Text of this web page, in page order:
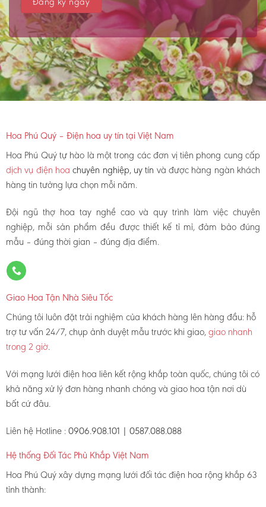
Hoa Phú Quý – Điện hoa uy tín tại Việt Nam
Hoa Phú Quý tự hào là một trong các đơn vị tiên phong cung cấp
dịch vụ điện hoachuyên nghiệp, uy tín và được hàng ngàn khách
hàng tin tưởng lựa chọn mỗi năm.
Đội ngũ thợ hoa tay nghề cao và quy trình làm việc chuyên
nghiệp, mỗi sản phẩm đều được thiết kế tỉ mỉ, đảm bảo đúng
mẫu – đúng thời gian – đúng địa điểm.
Giao Hoa Tận Nhà Siêu Tốc
Chúng tôi luôn đặt trải nghiệm của khách hàng lên hàng đầu: hỗ
trợ tư vấn 24/7, chụp ảnh duyệt mẫu trước khi giao,giao nhanh
trong 2 giờ.
Với mạng lưới điện hoa liên kết rộng khắp toàn quốc, chúng tôi có
khả năng xử lý đơn hàng nhanh chóng và giao hoa tận nơi dù
bất cứ đâu.
Liên hệ Hotline : 0906.908.101 | 0587.088.088
Hệ thống Đối Tác Phủ Khắp Việt Nam
Hoa Phú Quý xây dựng mạng lưới đối tác điện hoa rộng khắp 63
tỉnh thành: